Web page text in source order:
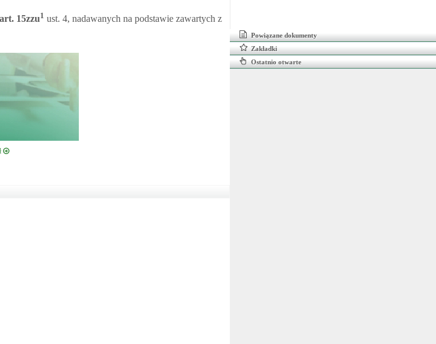
art. 15zzu1 ust. 4, nadawanych na podstawie zawartych z
Powiązane dokumenty
Zakładki
Ostatnio otwarte